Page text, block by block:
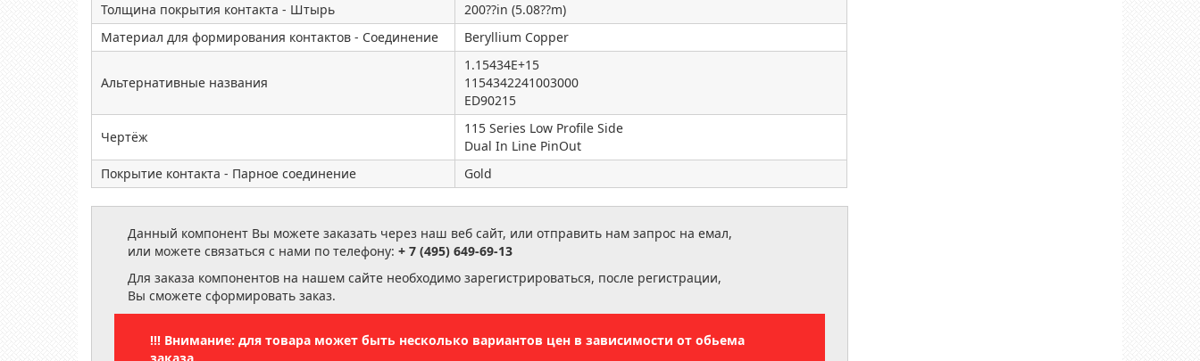
Толщина покрытия контакта - Штырь
200??in (5.08??m)
Материал для формирования контактов - Соединение
Beryllium Copper
Альтернативные названия
1.15434E+15
1154342241003000
ED90215
Чертёж
115 Series Low Profile Side
Dual In Line PinOut
Покрытие контакта - Парное соединение
Gold
Данный компонент Вы можете заказать через наш веб сайт, или отправить нам запрос на емал,
или можете связаться с нами по телефону: + 7 (495) 649-69-13
Для заказа компонентов на нашем сайте необходимо зарегистрироваться, после регистрации,
Вы сможете сформировать заказ.
!!! Внимание: для товара может быть несколько вариантов цен в зависимости от обьема